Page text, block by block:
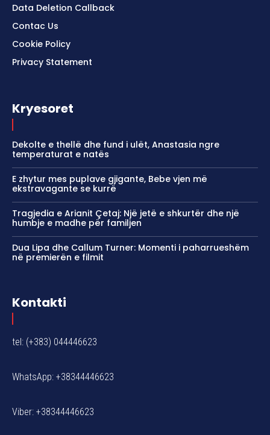
Data Deletion Callback
Contac Us
Cookie Policy
Privacy Statement
Kryesoret
Dekolte e thellë dhe fund i ulët, Anastasia ngre
temperaturat e natës
E zhytur mes puplave gjigante, Bebe vjen më
ekstravagante se kurrë
Tragjedia e Arianit Çetaj: Një jetë e shkurtër dhe një
humbje e madhe për familjen
Dua Lipa dhe Callum Turner: Momenti i paharrueshëm
në premierën e filmit
Kontakti
tel: (+383) 044446623
WhatsApp: +38344446623
Viber: +38344446623